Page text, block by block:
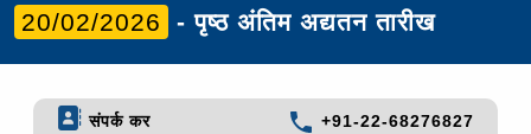
20/02/2026 - पृष्ठ अंतिम अद्यतन तारीख
संपर्क कर
+91-22-68276827